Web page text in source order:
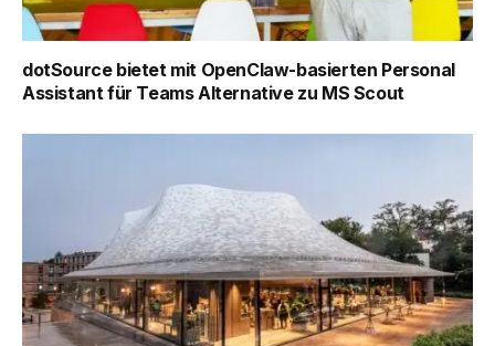
dotSource bietet mit OpenClaw-basierten Personal
Assistant für Teams Alternative zu MS Scout